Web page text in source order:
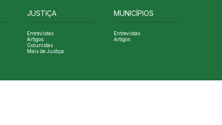
JUSTIÇA
Entrevistas
Artigos
Colunistas
Mais de Justiça
MUNICÍPIOS
Entrevistas
Artigos